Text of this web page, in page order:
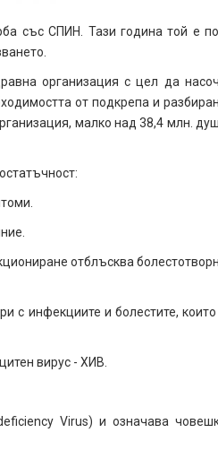
със СПИН. Тази година той е
организация с цел да
от подкрепа и
малко над 38,4 млн.
отблъсква
с инфекциите и болестите, които
вирус - ХИВ.
Virus) и означава